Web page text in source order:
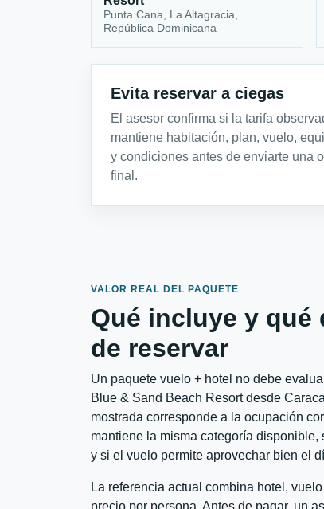
Punta Cana, La Altagracia,
República Dominicana
Evita reservar a ciegas
El asesor confirma si la tarifa
mantiene habitación, plan, vuelo,
y condiciones antes de enviarte una
final.
VALOR REAL DEL PAQUETE
Qué incluye y qué
de reservar
Un paquete vuelo + hotel no debe
Blue & Sand Beach Resort desde
mostrada corresponde a la ocupación
mantiene la misma categoría
y si el vuelo permite aprovechar bien el
La referencia actual combina hotel,
precio por persona. Antes de pagar, un